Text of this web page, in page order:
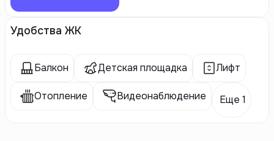
Удобства ЖК
Балкон Детская площадка Лифт
Отопление Видеонаблюдение Еще 1